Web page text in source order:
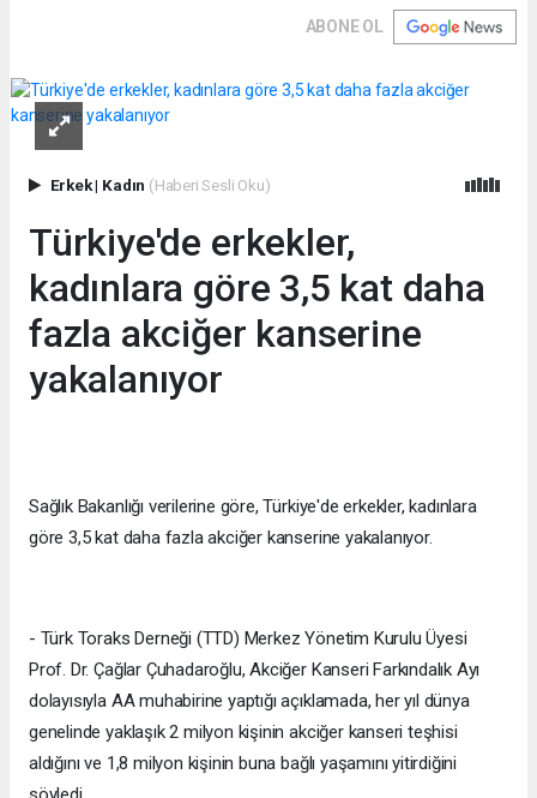
ABONE OL
Erkek| Kadın (Haberi Sesli Oku)
Türkiye'de erkekler,
kadınlara göre 3,5 kat daha
fazla akciğer kanserine
yakalanıyor
Sağlık Bakanlığı verilerine göre, Türkiye'de erkekler, kadınlara
göre 3,5 kat daha fazla akciğer kanserine yakalanıyor.
- Türk Toraks Derneği (TTD) Merkez Yönetim Kurulu Üyesi
Prof. Dr. Çağlar Çuhadaroğlu, Akciğer Kanseri Farkındalık Ayı
dolayısıyla AA muhabirine yaptığı açıklamada, her yıl dünya
genelinde yaklaşık 2 milyon kişinin akciğer kanseri teşhisi
aldığını ve 1,8 milyon kişinin buna bağlı yaşamını yitirdiğini